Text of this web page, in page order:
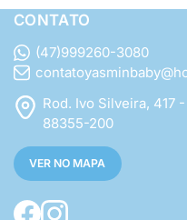
CONTATO
(47)999260-3080
Rod. Ivo Silveira, 417
88355-200
VER NO MAPA